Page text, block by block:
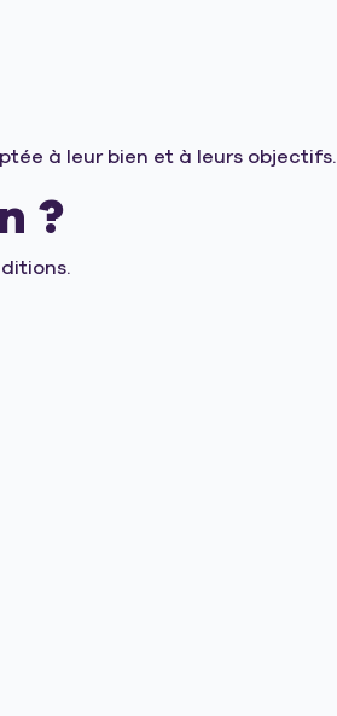
à leur bien et à leurs objectifs.
?